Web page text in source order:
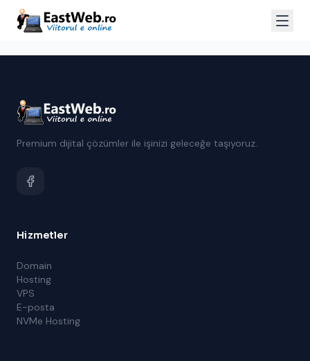
Premium dijital çözümler ile işinizi geleceğe taşıyoruz.
Hizmetler
Domain
Hosting
VPS
E-posta
NVMe Hosting